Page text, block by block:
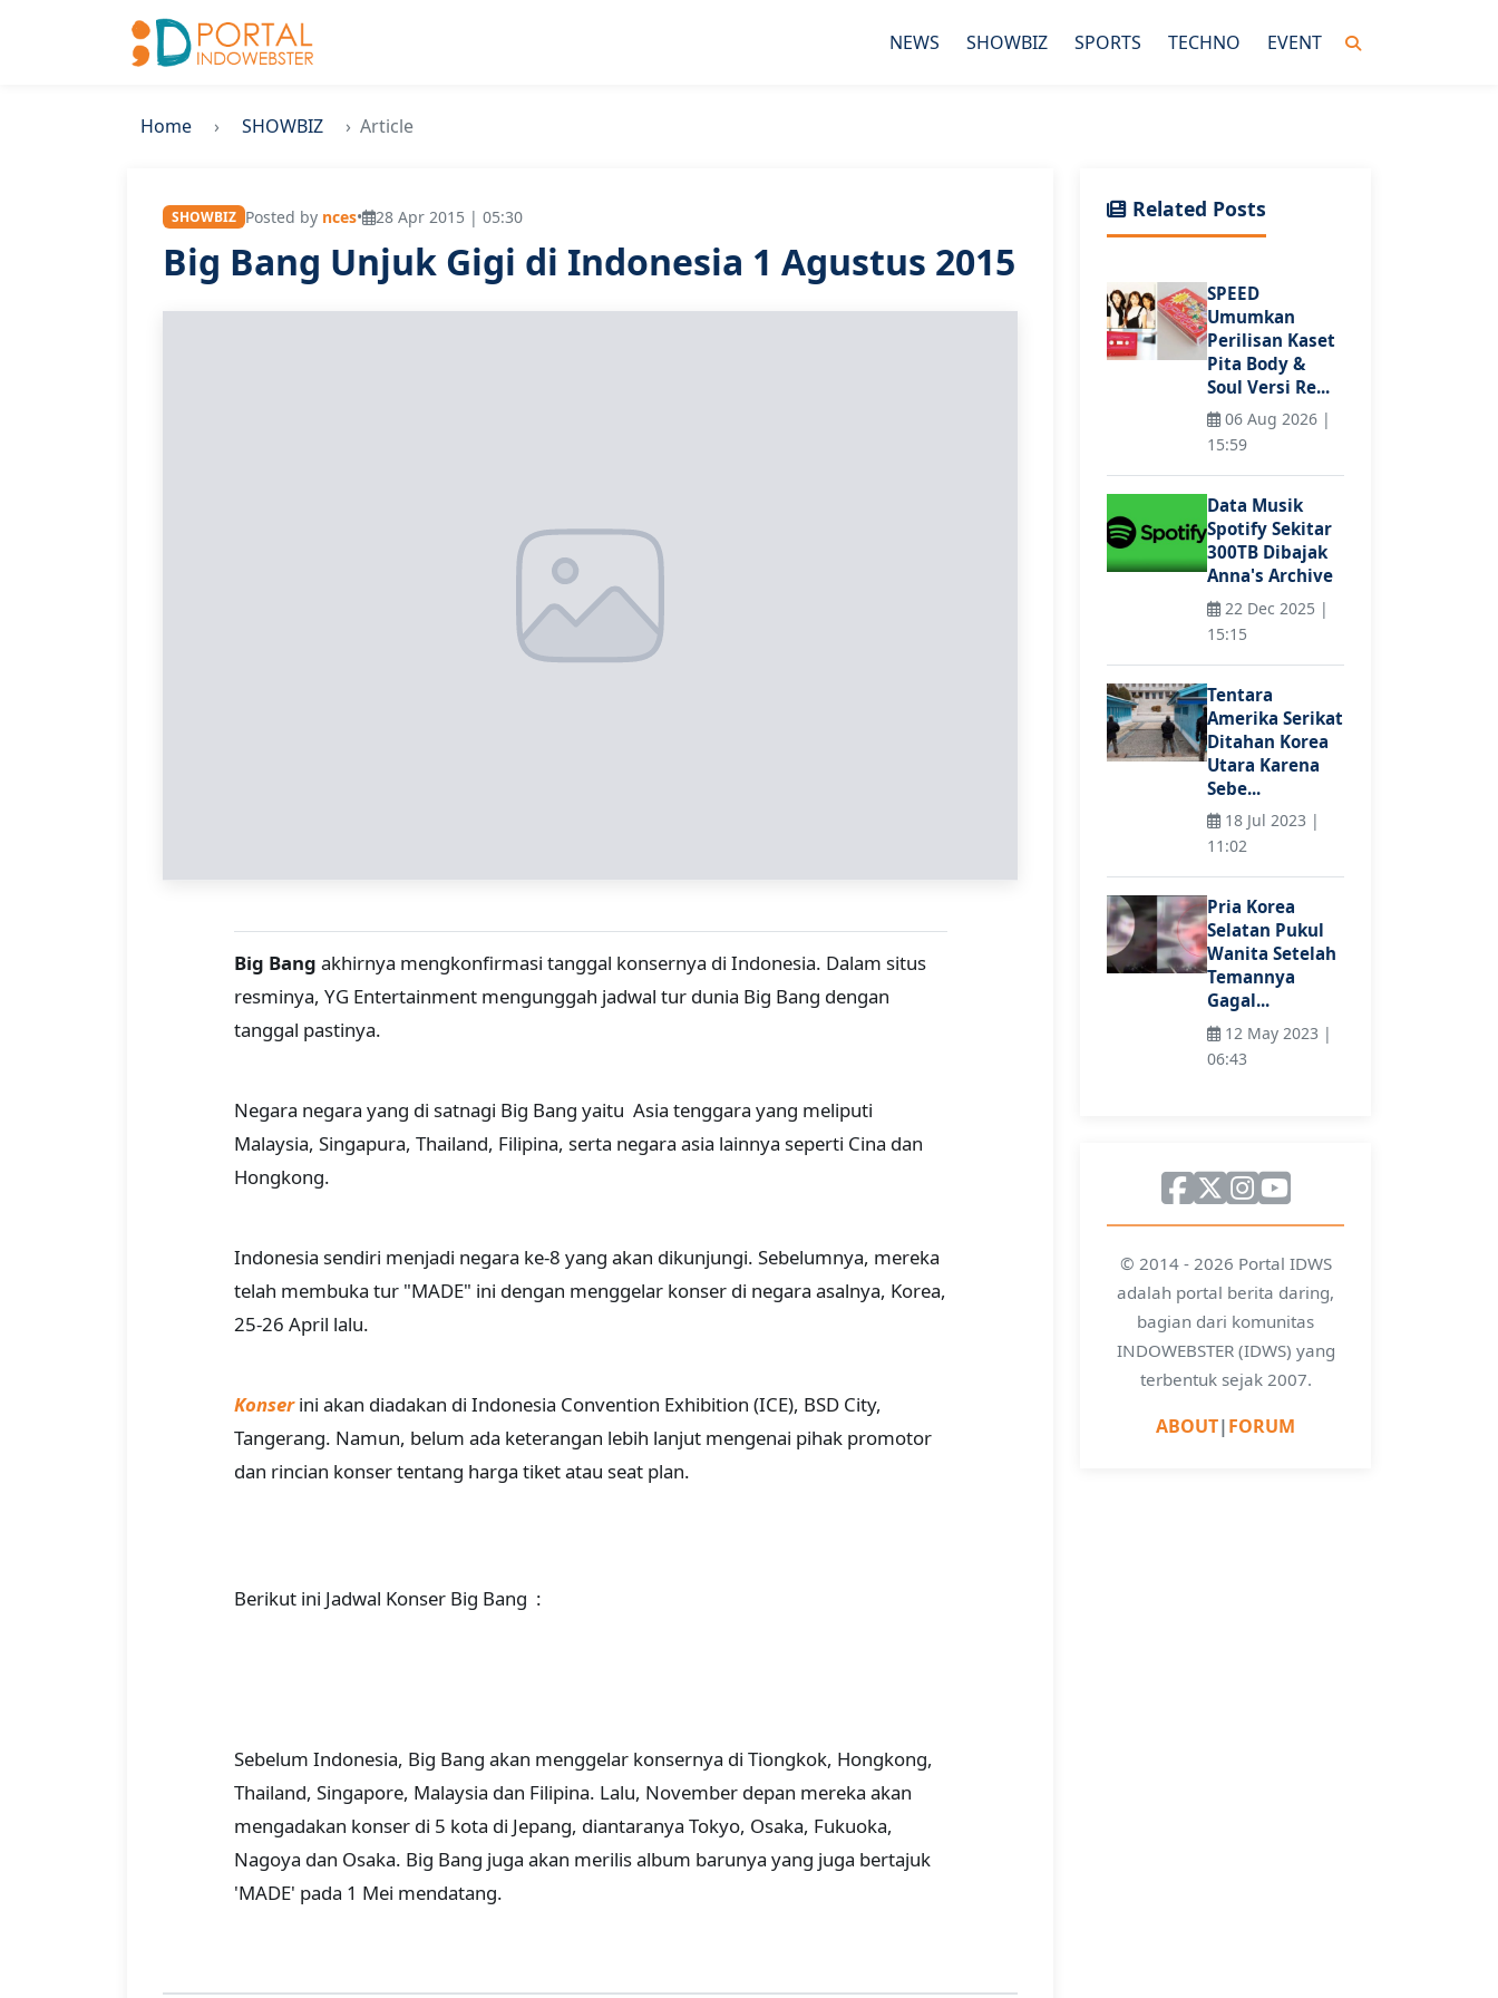
NEWS SHOWBIZ SPORTS TECHNO EVENT
Home SHOWBIZ Article
SHOWBIZ Posted by nces• 28 Apr 2015 | 05:30
Big Bang Unjuk Gigi di Indonesia 1 Agustus 2015
Big Bang akhirnya mengkonfirmasi tanggal konsernya di Indonesia. Dalam situs
resminya, YG Entertainment mengunggah jadwal tur dunia Big Bang dengan
tanggal pastinya.
Negara negara yang di satnagi Big Bang yaitu Asia tenggara yang meliputi
Malaysia, Singapura, Thailand, Filipina, serta negara asia lainnya seperti Cina dan
Hongkong.
Indonesia sendiri menjadi negara ke-8 yang akan dikunjungi. Sebelumnya, mereka
telah membuka tur "MADE" ini dengan menggelar konser di negara asalnya, Korea,
25-26 April lalu.
Konserini akan diadakan di Indonesia Convention Exhibition (ICE), BSD City,
Tangerang. Namun, belum ada keterangan lebih lanjut mengenai pihak promotor
dan rincian konser tentang harga tiket atau seat plan.
Berikut ini Jadwal Konser Big Bang :
Sebelum Indonesia, Big Bang akan menggelar konsernya di Tiongkok, Hongkong,
Thailand, Singapore, Malaysia dan Filipina. Lalu, November depan mereka akan
mengadakan konser di 5 kota di Jepang, diantaranya Tokyo, Osaka, Fukuoka,
Nagoya dan Osaka. Big Bang juga akan merilis album barunya yang juga bertajuk
'MADE' pada 1 Mei mendatang.
Related Posts
SPEED
Umumkan
Perilisan Kaset
Pita Body &
Soul Versi Re...
06 Aug 2026 |
15:59
Data Musik
Spotify Sekitar
300TB Dibajak
Anna's Archive
22 Dec 2025 |
15:15
Tentara
Amerika Serikat
Ditahan Korea
Utara Karena
Sebe...
18 Jul 2023 |
11:02
Pria Korea
Selatan Pukul
Wanita Setelah
Temannya
Gagal...
12 May 2023 |
06:43
© 2014 - 2026 Portal IDWS
adalah portal berita daring,
bagian dari komunitas
INDOWEBSTER (IDWS) yang
terbentuk sejak 2007.
ABOUT|FORUM